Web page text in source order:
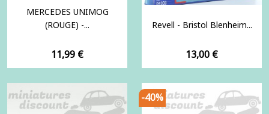
MERCEDES UNIMOG
(ROUGE) -...
Prix
11,99 €
Revell - Bristol Blenheim...
Prix
13,00 €
-40%